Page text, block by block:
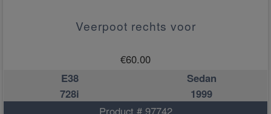
Veerpoot rechts voor
€60.00
E38
Sedan
728i
1999
Product # 97742